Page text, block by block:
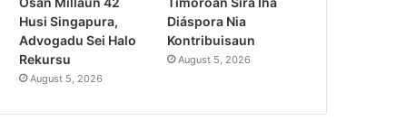
Husi Singapura,
Advogadu Sei Halo
Rekursu
August 5, 2026
Diáspora Nia
Kontribuisaun
August 5, 2026